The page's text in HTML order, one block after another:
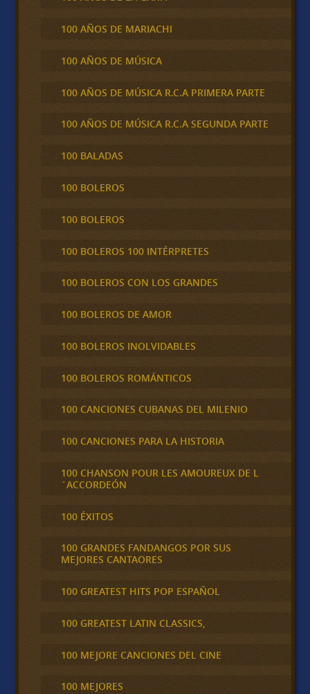
100 AÑOS DE MARIACHI
100 AÑOS DE MÚSICA
100 AÑOS DE MÚSICA R.C.A PRIMERA PARTE
100 AÑOS DE MÚSICA R.C.A SEGUNDA PARTE
100 BALADAS
100 BOLEROS
100 BOLEROS
100 BOLEROS 100 INTÉRPRETES
100 BOLEROS CON LOS GRANDES
100 BOLEROS DE AMOR
100 BOLEROS INOLVIDABLES
100 BOLEROS ROMÁNTICOS
100 CANCIONES CUBANAS DEL MILENIO
100 CANCIONES PARA LA HISTORIA
100 CHANSON POUR LES AMOUREUX DE L
´ACCORDEÓN
100 ÉXITOS
100 GRANDES FANDANGOS POR SUS
MEJORES CANTAORES
100 GREATEST HITS POP ESPAÑOL
100 GREATEST LATIN CLASSICS,
100 MEJORE CANCIONES DEL CINE
100 MEJORES